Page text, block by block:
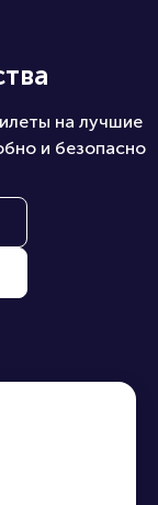
на лучшие
и безопасно